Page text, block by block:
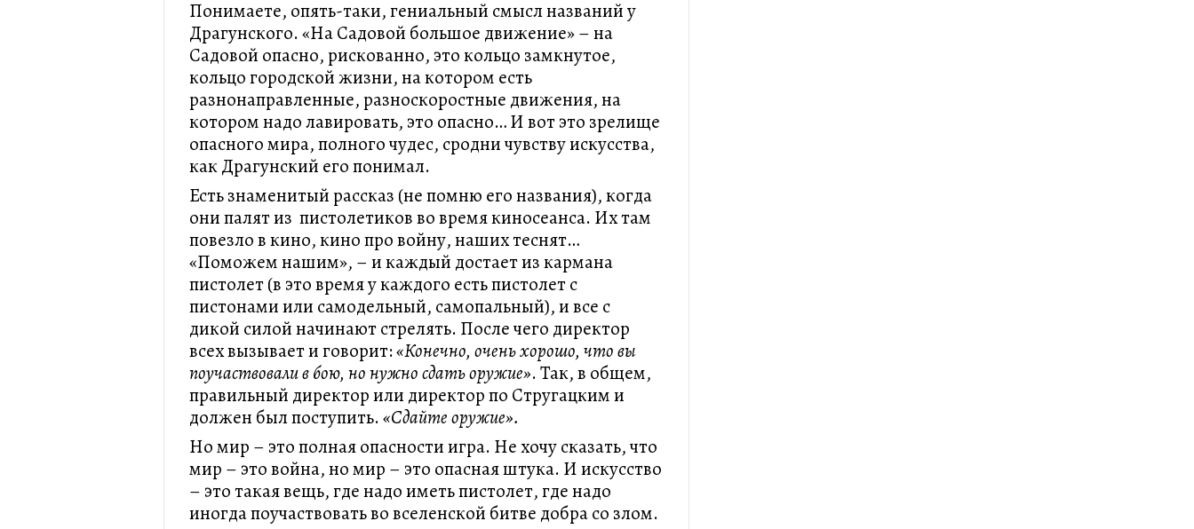
Понимаете, опять-таки, гениальный смысл названий у
Драгунского. «На Садовой большое движение» – на
Садовой опасно, рискованно, это кольцо замкнутое,
кольцо городской жизни, на котором есть
разнонаправленные, разноскоростные движения, на
котором надо лавировать, это опасно… И вот это зрелище
опасного мира, полного чудес, сродни чувству искусства,
как Драгунский его понимал.
Есть знаменитый рассказ (не помню его названия), когда
они палят из пистолетиков во время киносеанса. Их там
повезло в кино, кино про войну, наших теснят…
«Поможем нашим», – и каждый достает из кармана
пистолет (в это время у каждого есть пистолет с
пистонами или самодельный, самопальный), и все с
дикой силой начинают стрелять. После чего директор
всех вызывает и говорит:«Конечно, очень хорошо, что вы
поучаствовали в бою, но нужно сдать оружие». Так, в общем,
правильный директор или директор по Стругацким и
должен был поступить.«Сдайте оружие».
Но мир – это полная опасности игра. Не хочу сказать, что
мир – это война, но мир – это опасная штука. И искусство
– это такая вещь, где надо иметь пистолет, где надо
иногда поучаствовать во вселенской битве добра со злом.